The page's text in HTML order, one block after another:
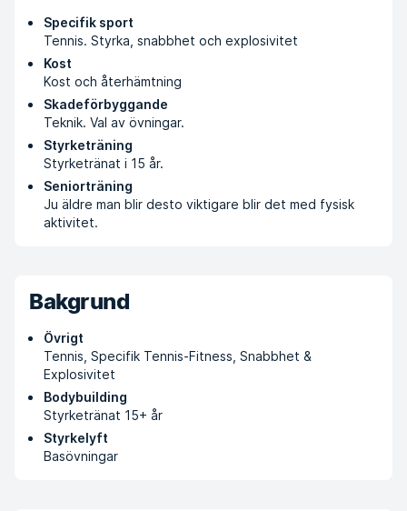
Specifik sport
Tennis. Styrka, snabbhet och explosivitet
Kost
Kost och återhämtning
Skadeförbyggande
Teknik. Val av övningar.
Styrketräning
Styrketränat i 15 år.
Seniorträning
Ju äldre man blir desto viktigare blir det med fysisk
aktivitet.
Bakgrund
Övrigt
Tennis, Specifik Tennis-Fitness, Snabbhet &
Explosivitet
Bodybuilding
Styrketränat 15+ år
Styrkelyft
Basövningar